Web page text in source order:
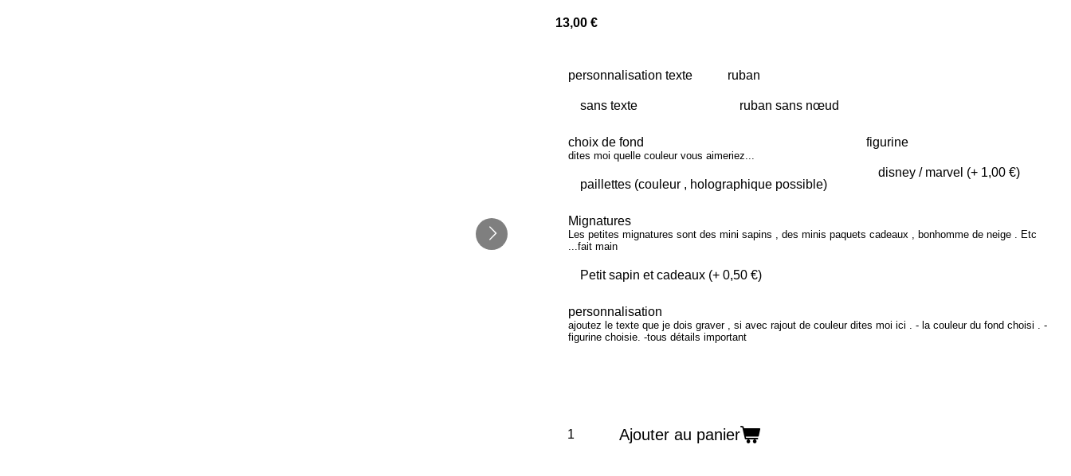
13,00 €
personnalisation texte ruban
choix de fond
dites moi quelle couleur vous aimeriez...
figurine
Mignatures
Les petites mignatures sont des mini sapins , des minis paquets cadeaux , bonhomme de neige . Etc
...fait main
personnalisation
ajoutez le texte que je dois graver , si avec rajout de couleur dites moi ici . - la couleur du fond choisi . -
figurine choisie. -tous détails important
Ajouter au panier